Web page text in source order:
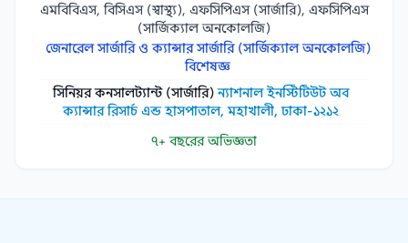
এমবিবিএস, বিসিএস (স্বাস্থ্য), এফসিপিএস (সার্জারি), এফসিপিএস
(সার্জিক্যাল অনকোলজি)
জেনারেল সার্জারি ও ক্যান্সার সার্জারি (সার্জিক্যাল অনকোলজি)
বিশেষজ্ঞ
সিনিয়র কনসালট্যান্ট (সার্জারি)ন্যাশনাল ইনস্টিটিউট অব
ক্যান্সার রিসার্চ এন্ড হাসপাতাল, মহাখালী, ঢাকা-১২১২
৭+ বছরের অভিজ্ঞতা